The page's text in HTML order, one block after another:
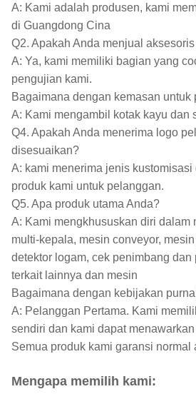
A: Kami adalah produsen, kami
di Guangdong Cina
Q2. Apakah Anda menjual
A: Ya, kami memiliki bagian yang
pengujian kami.
Bagaimana dengan kemasan untuk
A: Kami mengambil kotak kayu dan
Q4. Apakah Anda menerima logo
disesuaikan?
A: kami menerima jenis
produk kami untuk pelanggan.
Q5. Apa produk utama Anda?
A: Kami mengkhususkan diri dalam
multi-kepala, mesin conveyor,
detektor logam, cek penimbang dan
terkait lainnya dan mesin
Bagaimana dengan kebijakan
A: Pelanggan Pertama. Kami
sendiri dan kami dapat
Semua produk kami garansi normal
Mengapa memilih kami: